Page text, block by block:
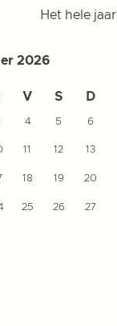
Het hele
2026
V S D
4 5 6
11 12 13
18 19 20
25 26 27